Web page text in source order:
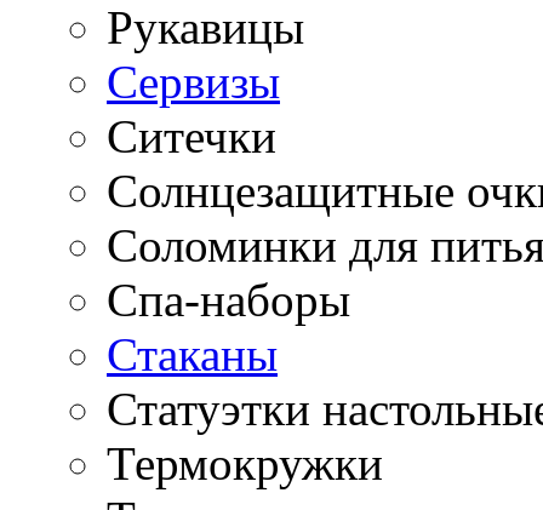
Рукавицы
Сервизы
Ситечки
Солнцезащитные
Соломинки для
Спа-наборы
Стаканы
Статуэтки
Термокружки